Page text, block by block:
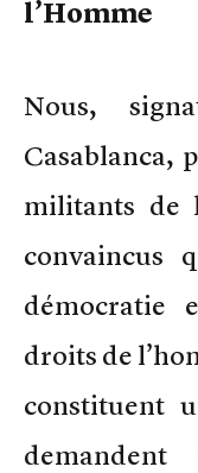
l’Homme
Nous,
Casablanca,
militants de
convaincus
démocratie
droits de
constituent